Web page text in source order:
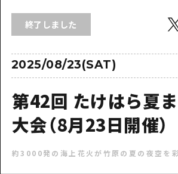
ナイトライフ
世界遺産
学び・体験
歴史・文化
癒し
自然
宮島周辺
山口県東部
弾丸
宮島周辺
山口県東部
愛媛県
島根県
アクセス
二次交通まとめ
施設の混雑状況のお
手荷物預かり・配送
広島おもてなしパス
HIROSHIMA FREE
お問い合わせ
事業者・学校関係者の
終了しました
2025/08/23(SAT)
第42回 たけはら夏
大会（8月23日開催）
約3000発の海上花火が竹原の夏の夜空を彩